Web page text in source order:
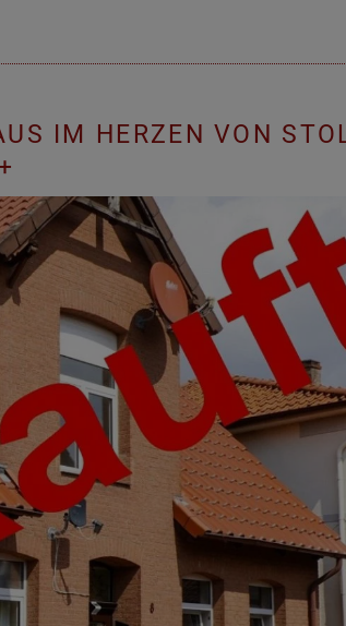
IM HERZEN VON